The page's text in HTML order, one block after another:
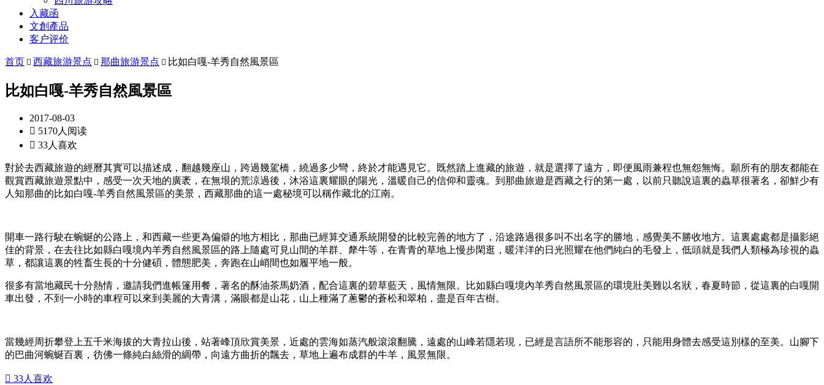
入藏函
文創產品
客户评价
首页  西藏旅游景点  那曲旅游景点  比如白嘎-羊秀自然風景區
比如白嘎-羊秀自然風景區
2017-08-03
 5170人阅读
 33人喜欢
對於去西藏旅遊的經曆其實可以描述成，翻越幾座山，跨過幾駕橋，繞過多少彎，終於才能遇見它。既然踏上進藏的旅遊，就是選擇了遠方，即便風雨兼程也無怨無悔。願所有的朋友都能在
觀賞西藏旅遊景點中，感受一次天地的廣袤，在無垠的荒涼過後，沐浴這裏耀眼的陽光，溫暖自己的信仰和靈魂。到那曲旅遊是西藏之行的第一處，以前只聽說這裏的蟲草很著名，卻鮮少有
人知那曲的比如白嘎-羊秀自然風景區的美景，西藏那曲的這一處秘境可以稱作藏北的江南。
開車一路行駛在蜿蜒的公路上，和西藏一些更為偏僻的地方相比，那曲已經算交通系統開發的比較完善的地方了，沿途路過很多叫不出名字的勝地，感覺美不勝收地方。這裏處處都是攝影絕
佳的背景，在去往比如縣白嘎境內羊秀自然風景區的路上隨處可見山間的羊群、犛牛等，在青青的草地上慢步閑逛，暖洋洋的日光照耀在他們純白的毛發上，低頭就是我們人類極為珍視的蟲
草，都讓這裏的牲畜生長的十分健碩，體態肥美，奔跑在山峭間也如履平地一般。
很多有當地藏民十分熱情，邀請我們進帳篷用餐，著名的酥油茶馬奶酒，配合這裏的碧草藍天，風情無限。比如縣白嘎境內羊秀自然風景區的環境壯美難以名狀，春夏時節，從這裏的白嘎開
車出發，不到一小時的車程可以來到美麗的大青溝，滿眼都是山花，山上種滿了蔥鬱的蒼松和翠柏，盡是百年古樹。
當幾經周折攀登上五千米海拔的大青拉山後，站著峰頂欣賞美景，近處的雲海如蒸汽般滾滾翻騰，遠處的山峰若隱若現，已經是言語所不能形容的，只能用身體去感受這別樣的至美。山腳下
的巴曲河蜿蜒百裏，彷佛一條純白絲滑的綢帶，向遠方曲折的飄去，草地上遍布成群的牛羊，風景無限。
 33人喜欢